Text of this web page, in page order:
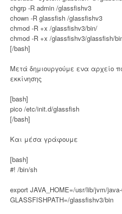
chgrp -R admin /glassfishv3
chown -R glassfish /glassfishv3
chmod -R +x /glassfishv3/bin/
chmod -R +x /glassfishv3/glassfish/
[/bash]
Μετά δημιουργούμε ενα αρχείο
εκκίνησης
[bash]
pico /etc/init.d/glassfish
[/bash]
Και μέσα γράφουμε
[bash]
#! /bin/sh
export JAVA_HOME=/usr/lib/jvm/
GLASSFISHPATH=/glassfishv3/bin